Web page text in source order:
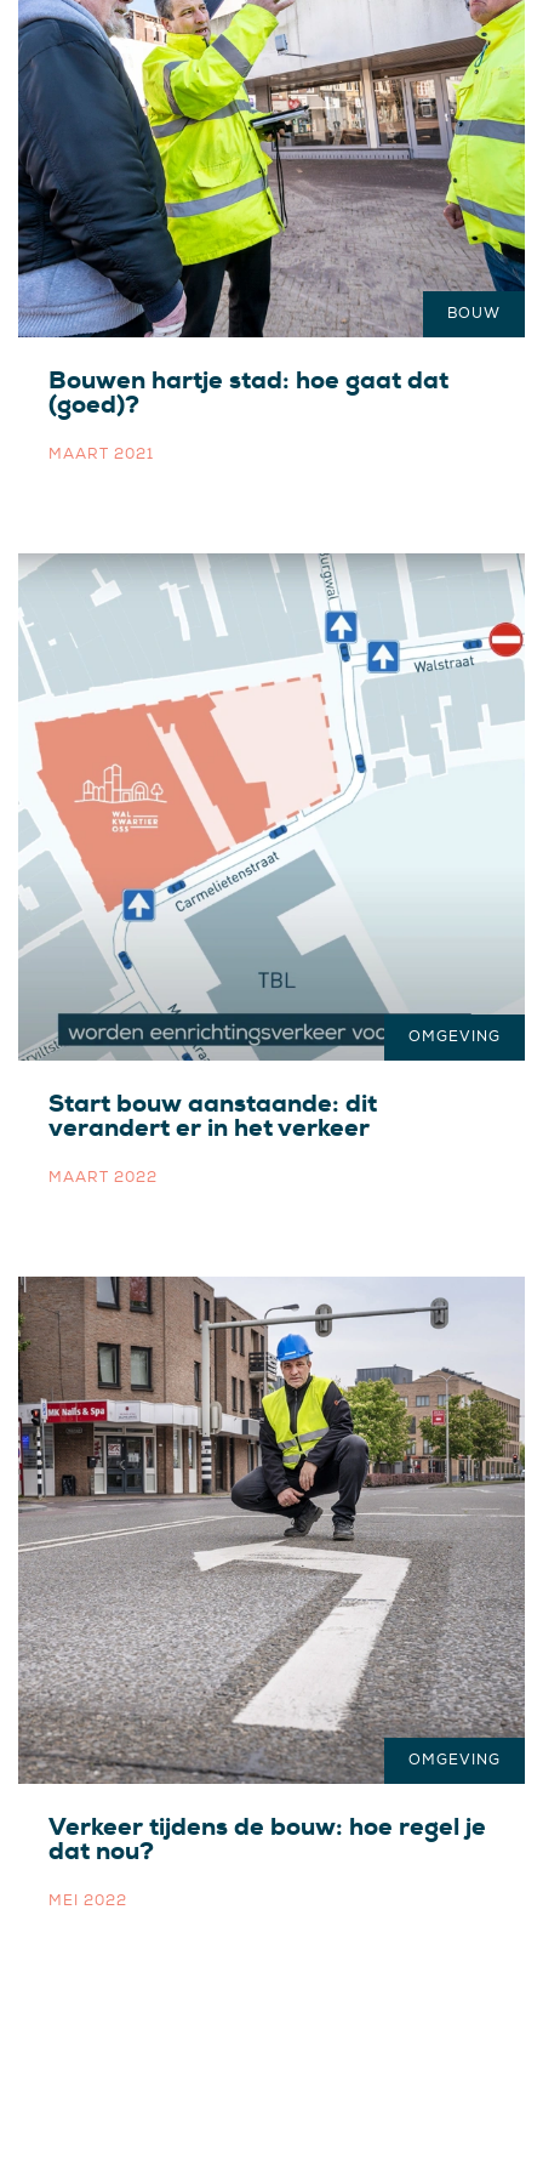
Bouwen hartje stad: hoe gaat dat
(goed)?
MAART 2021
BOUW
Start bouw aanstaande: dit
verandert er in het verkeer
MAART 2022
OMGEVING
Verkeer tijdens de bouw: hoe regel je
dat nou?
MEI 2022
OMGEVING